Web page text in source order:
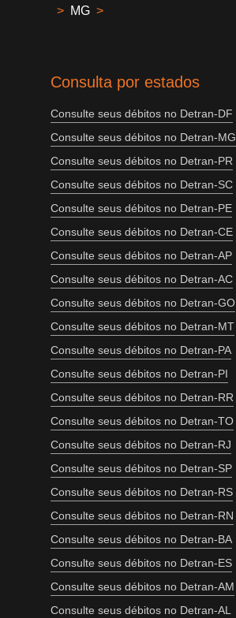
> MG >
Consulta por estados
Consulte seus débitos no Detran-DF
Consulte seus débitos no Detran-MG
Consulte seus débitos no Detran-PR
Consulte seus débitos no Detran-SC
Consulte seus débitos no Detran-PE
Consulte seus débitos no Detran-CE
Consulte seus débitos no Detran-AP
Consulte seus débitos no Detran-AC
Consulte seus débitos no Detran-GO
Consulte seus débitos no Detran-MT
Consulte seus débitos no Detran-PA
Consulte seus débitos no Detran-PI
Consulte seus débitos no Detran-RR
Consulte seus débitos no Detran-TO
Consulte seus débitos no Detran-RJ
Consulte seus débitos no Detran-SP
Consulte seus débitos no Detran-RS
Consulte seus débitos no Detran-RN
Consulte seus débitos no Detran-BA
Consulte seus débitos no Detran-ES
Consulte seus débitos no Detran-AM
Consulte seus débitos no Detran-AL